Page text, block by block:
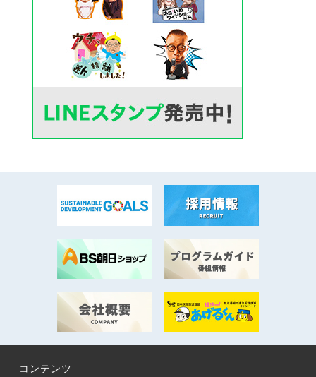
コンテンツ